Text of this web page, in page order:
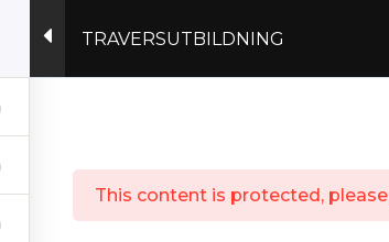
TRAVERSUTBILDNING
This content is protected, please